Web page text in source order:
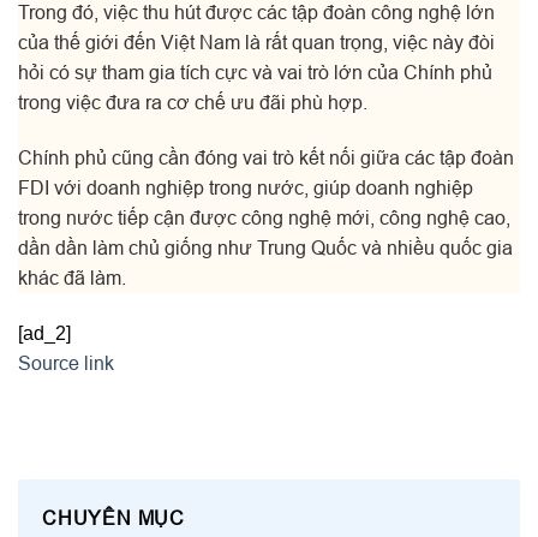
Trong đó, việc thu hút được các tập đoàn công nghệ lớn
của thế giới đến Việt Nam là rất quan trọng, việc này đòi
hỏi có sự tham gia tích cực và vai trò lớn của Chính phủ
trong việc đưa ra cơ chế ưu đãi phù hợp.
Chính phủ cũng cần đóng vai trò kết nối giữa các tập đoàn
FDI với doanh nghiệp trong nước, giúp doanh nghiệp
trong nước tiếp cận được công nghệ mới, công nghệ cao,
dần dần làm chủ giống như Trung Quốc và nhiều quốc gia
khác đã làm.
[ad_2]
Source link
CHUYÊN MỤC